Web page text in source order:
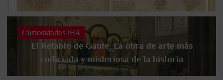
Curiosidades iHA
El Retablo de Gante: La obra de arte más
codiciada y misteriosa de la historia